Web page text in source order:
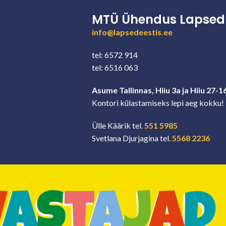
MTÜ Ühendus
info@lapsedeestis.ee
tel: 6572 914
tel: 6516 063
Asume Tallinnas, Hiiu 3a ja Hiiu 27-
Kontori külastamiseks lepi aeg kokku!
Ülle Käärik tel. 551 5985
Svetlana Djurjagina tel. 5568 2236